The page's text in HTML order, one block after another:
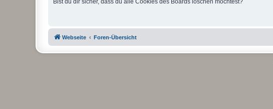
Bist du dir sicher, dass du alle Cookies des Boards löschen möchtest?
Webseite Foren-Übersicht